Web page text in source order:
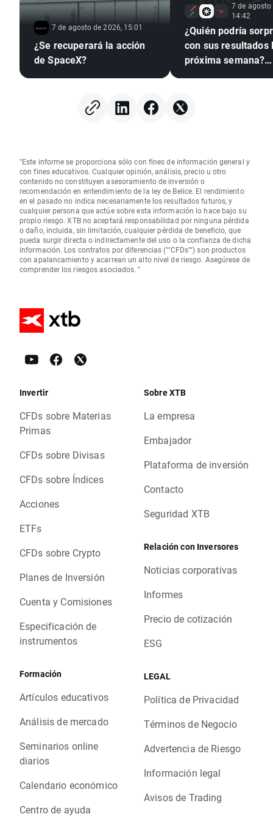
7 de agosto de 2026, 15:01
¿Se recuperará la acción
de SpaceX?
7 de agosto
14:42
¿Quién podría
con sus resultados
próxima semana?
"Este informe se proporciona sólo con fines de información general y
con fines educativos. Cualquier opinión, análisis, precio u otro
contenido no constituyen asesoramiento de inversión o
recomendación en entendimiento de la ley de Belice. El rendimiento
en el pasado no indica necesariamente los resultados futuros, y
cualquier persona que actúe sobre esta información lo hace bajo su
propio riesgo. XTB no aceptará responsabilidad por ninguna pérdida
o daño, incluida, sin limitación, cualquier pérdida de beneficio, que
pueda surgir directa o indirectamente del uso o la confianza de dicha
información. Los contratos por diferencias (""CFDs"") son productos
con apalancamiento y acarrean un alto nivel de riesgo. Asegúrese de
comprender los riesgos asociados. "
Invertir
CFDs sobre Materias
Primas
CFDs sobre Divisas
CFDs sobre Índices
Acciones
ETFs
CFDs sobre Crypto
Planes de Inversión
Cuenta y Comisiones
Especificación de
instrumentos
Formación
Artículos educativos
Análisis de mercado
Seminarios online
diarios
Calendario económico
Centro de ayuda
Sobre XTB
La empresa
Embajador
Plataforma de inversión
Contacto
Seguridad XTB
Relación con Inversores
Noticias corporativas
Informes
Precio de cotización
ESG
LEGAL
Política de Privacidad
Términos de Negocio
Advertencia de Riesgo
Información legal
Avisos de Trading